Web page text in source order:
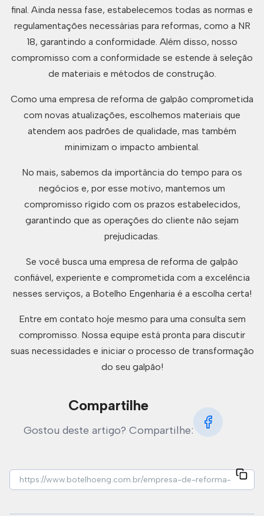
final. Ainda nessa fase, estabelecemos todas as normas e
regulamentações necessárias para reformas, como a NR
18, garantindo a conformidade. Além disso, nosso
compromisso com a conformidade se estende à seleção
de materiais e métodos de construção.
Como uma empresa de reforma de galpão comprometida
com novas atualizações, escolhemos materiais que
atendem aos padrões de qualidade, mas também
minimizam o impacto ambiental.
No mais, sabemos da importância do tempo para os
negócios e, por esse motivo, mantemos um
compromisso rígido com os prazos estabelecidos,
garantindo que as operações do cliente não sejam
prejudicadas.
Se você busca uma empresa de reforma de galpão
confiável, experiente e comprometida com a excelência
nesses serviços, a Botelho Engenharia é a escolha certa!
Entre em contato hoje mesmo para uma consulta sem
compromisso. Nossa equipe está pronta para discutir
suas necessidades e iniciar o processo de transformação
do seu galpão!
Compartilhe
Gostou deste artigo? Compartilhe: